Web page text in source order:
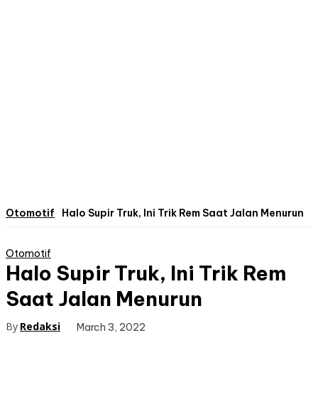
Otomotif Halo Supir Truk, Ini Trik Rem Saat Jalan Menurun
Otomotif
Halo Supir Truk, Ini Trik Rem
Saat Jalan Menurun
By Redaksi March 3, 2022